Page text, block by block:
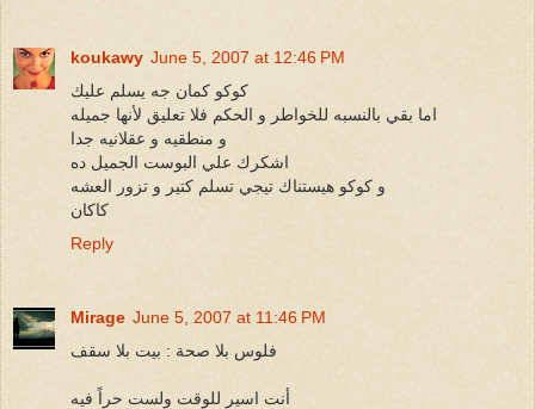
koukawy June 5, 2007 at 12:46 PM
كوكو كمان جه يسلم عليك
اما بقي بالنسبه للخواطر و الحكم فلا تعليق لأنها جميله
و منطقيه و عقلانيه جدا
اشكرك علي البوست الجميل ده
و كوكو هيستناك تيجي تسلم كتير و تزور العشه
كاكان
Reply
Mirage June 5, 2007 at 11:46 PM
فلوس بلا صحة : بيت بلا سقف
أنت اسير للوقت ولست حراً فيه